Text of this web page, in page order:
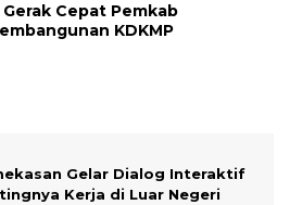
Cepat Pemkab
KDKMP
Gelar Dialog Interaktif
Kerja di Luar Negeri